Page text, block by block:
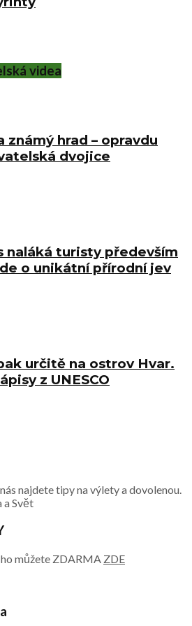
videa
známý hrad – opravdu
dvojice
naláká turisty především
o unikátní přírodní jev
určitě na ostrov Hvar.
z UNESCO
najdete tipy na výlety a dovolenou.
a Svět
můžete ZDARMA ZDE